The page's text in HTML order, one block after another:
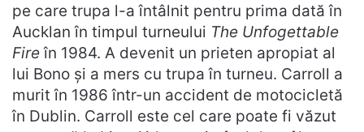
pe care trupa l-a întâlnit pentru prima dată în
Aucklan în timpul turneului The Unfogettable
Fireîn 1984. A devenit un prieten apropiat al
lui Bono și a mers cu trupa în turneu. Carroll a
murit în 1986 într-un accident de motocicletă
în Dublin. Carroll este cel care poate fi văzut